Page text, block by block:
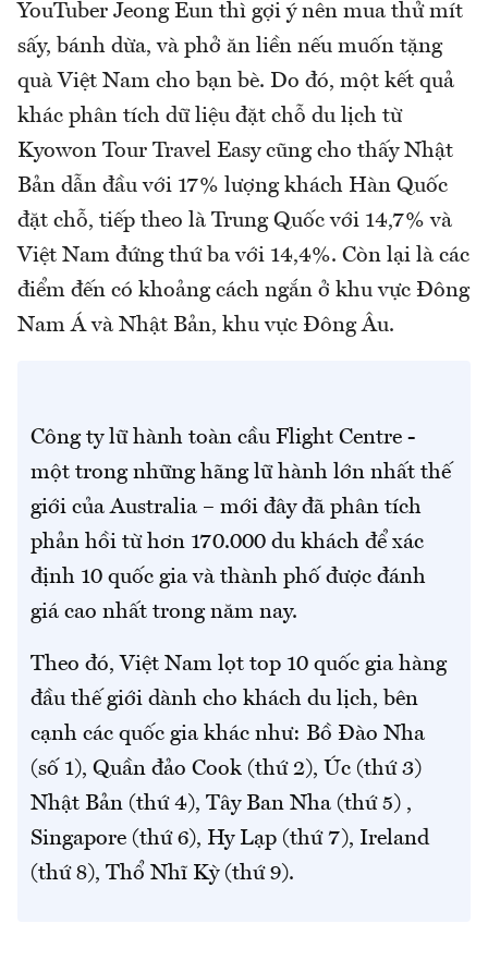
YouTuber Jeong Eun thì gợi ý nên mua thử mít
sấy, bánh dừa, và phở ăn liền nếu muốn tặng
quà Việt Nam cho bạn bè. Do đó, một kết quả
khác phân tích dữ liệu đặt chỗ du lịch từ
Kyowon Tour Travel Easy cũng cho thấy Nhật
Bản dẫn đầu với 17% lượng khách Hàn Quốc
đặt chỗ, tiếp theo là Trung Quốc với 14,7% và
Việt Nam đứng thứ ba với 14,4%. Còn lại là các
điểm đến có khoảng cách ngắn ở khu vực Đông
Nam Á và Nhật Bản, khu vực Đông Âu.
Công ty lữ hành toàn cầu Flight Centre -
một trong những hãng lữ hành lớn nhất thế
giới của Australia – mới đây đã phân tích
phản hồi từ hơn 170.000 du khách để xác
định 10 quốc gia và thành phố được đánh
giá cao nhất trong năm nay.
Theo đó, Việt Nam lọt top 10 quốc gia hàng
đầu thế giới dành cho khách du lịch, bên
cạnh các quốc gia khác như: Bồ Đào Nha
(số 1), Quần đảo Cook (thứ 2), Úc (thứ 3)
Nhật Bản (thứ 4), Tây Ban Nha (thứ 5) ,
Singapore (thứ 6), Hy Lạp (thứ 7), Ireland
(thứ 8), Thổ Nhĩ Kỳ (thứ 9).